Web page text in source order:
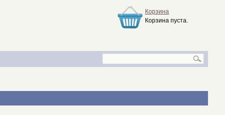
Корзина
Корзина пуста.